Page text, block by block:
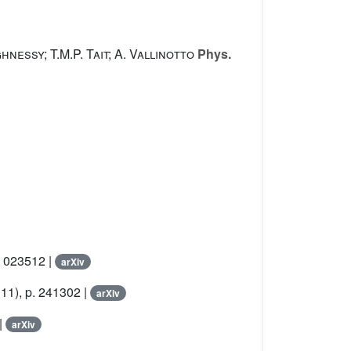
T.M.P. Tait; A. Vallinotto Phys.
| arXiv
p. 241302 | arXiv
arXiv